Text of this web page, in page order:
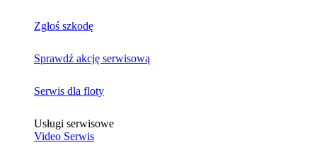
Zgłoś szkodę
Sprawdź akcję serwisową
Serwis dla floty
Usługi serwisowe
Video Serwis